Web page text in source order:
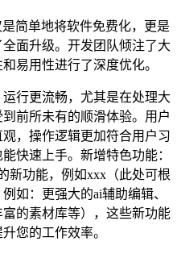
简单地将软件免费化，更是
面升级。开发团队倾注了大
易用性进行了深度优化。
行更流畅，尤其是在处理大
前所未有的顺滑体验。用户
，操作逻辑更加符合用户习
快速上手。新增特色功能：
新功能，例如xxx（此处可根
如：更强大的ai辅助编辑、
的素材库等），这些新功能
您的工作效率。